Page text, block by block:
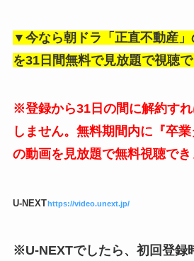
▼今なら朝ドラ「正直不動産
を31日間無料で見放題で視聴
※登録から31日の間に解約す
しません。無料期間内に『卒業
の動画を見放題で無料視聴でき
U-NEXThttps://video.unext.jp/
※U-NEXTでしたら、初回登録